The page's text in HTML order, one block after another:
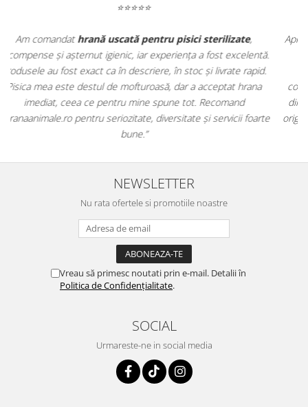
⭐⭐⭐⭐⭐
Apreciez foarte mult faptul că peehranaanimale.rogăsesc nu
doar hrană, ci și produse dinfarmacia veterinară:
antiparazitare, suplimente și soluții de îngrijire. Este foarte
comod să pot comanda tot ce am nevoie pentru animalul meu
dintr-un singur loc. Livrarea a fost rapidă, iar produsele au fost
originale și în termen. Magazin serios, bine organizat și foarte util
pentru orice stăpân de animale.
NEWSLETTER
Nu rata ofertele si promotiile noastre
Vreau să primesc noutati prin e-mail. Detalii în
Politica de Confidențialitate.
SOCIAL
Urmareste-ne in social media